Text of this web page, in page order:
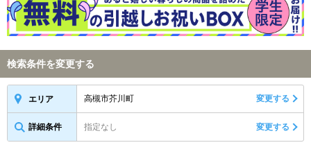
検索条件を変更する
エリア 高槻市芥川町 変更する
詳細条件 指定なし 変更する